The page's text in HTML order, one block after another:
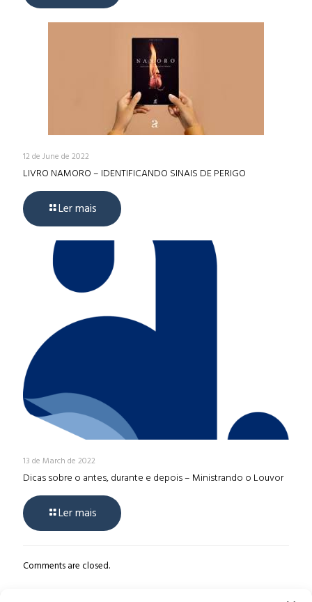
12 de June de 2022
LIVRO NAMORO – IDENTIFICANDO SINAIS DE PERIGO
Ler mais
13 de March de 2022
Dicas sobre o antes, durante e depois – Ministrando o Louvor
Ler mais
Comments are closed.